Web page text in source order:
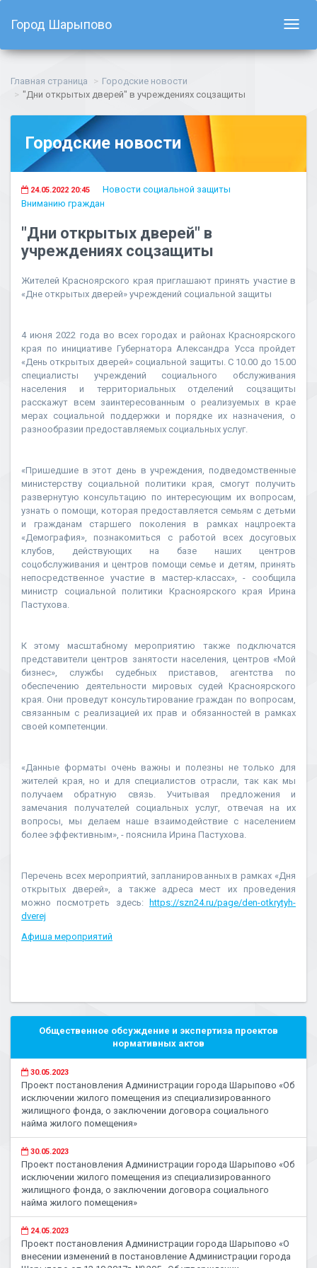
Город Шарыпово
Главная страница
Городские новости
"Дни открытых дверей" в учреждениях соцзащиты
Городские новости
24.05.2022 20:45
Новости социальной защиты
Вниманию граждан
"Дни открытых дверей" в
учреждениях соцзащиты
Жителей Красноярского края приглашают принять участие в
«Дне открытых дверей» учреждений социальной защиты
4 июня 2022 года во всех городах и районах Красноярского
края по инициативе Губернатора Александра Усса пройдет
«День открытых дверей» социальной защиты. С 10.00 до 15.00
специалисты учреждений социального обслуживания
населения и территориальных отделений соцзащиты
расскажут всем заинтересованным о реализуемых в крае
мерах социальной поддержки и порядке их назначения, о
разнообразии предоставляемых социальных услуг.
«Пришедшие в этот день в учреждения, подведомственные
министерству социальной политики края, смогут получить
развернутую консультацию по интересующим их вопросам,
узнать о помощи, которая предоставляется семьям с детьми
и гражданам старшего поколения в рамках нацпроекта
«Демография», познакомиться с работой всех досуговых
клубов, действующих на базе наших центров
соцобслуживания и центров помощи семье и детям, принять
непосредственное участие в мастер-классах», - сообщила
министр социальной политики Красноярского края Ирина
Пастухова.
К этому масштабному мероприятию также подключатся
представители центров занятости населения, центров «Мой
бизнес», службы судебных приставов, агентства по
обеспечению деятельности мировых судей Красноярского
края. Они проведут консультирование граждан по вопросам,
связанным с реализацией их прав и обязанностей в рамках
своей компетенции.
«Данные форматы очень важны и полезны не только для
жителей края, но и для специалистов отрасли, так как мы
получаем обратную связь. Учитывая предложения и
замечания получателей социальных услуг, отвечая на их
вопросы, мы делаем наше взаимодействие с населением
более эффективным», - пояснила Ирина Пастухова.
Перечень всех мероприятий, запланированных в рамках «Дня
открытых дверей», а также адреса мест их проведения
можно посмотреть здесь:
https://szn24.ru/page/den-otkrytyh-
dverej
Афиша мероприятий
Общественное обсуждение и экспертиза проектов
нормативных актов
30.05.2023
Проект постановления Администрации города Шарыпово «Об
исключении жилого помещения из специализированного
жилищного фонда, о заключении договора социального
найма жилого помещения»
30.05.2023
Проект постановления Администрации города Шарыпово «Об
исключении жилого помещения из специализированного
жилищного фонда, о заключении договора социального
найма жилого помещения»
24.05.2023
Проект постановления Администрации города Шарыпово «О
внесении изменений в постановление Администрации города